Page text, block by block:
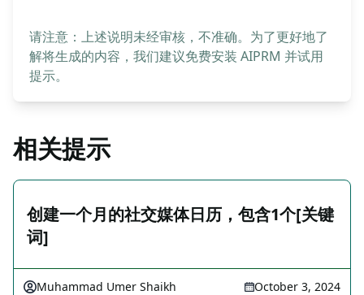
请注意：上述说明未经审核，不准确。为了更好地了
解将生成的内容，我们建议免费安装 AIPRM 并试用
提示。
相关提示
创建一个月的社交媒体日历，包含1个[关键
词]
Muhammad Umer Shaikh October 3, 2024